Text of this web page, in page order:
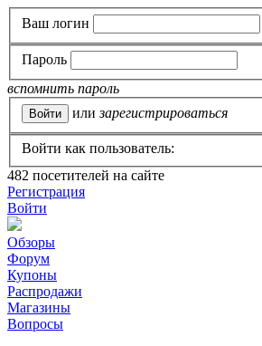
Ваш логин
Пароль
вспомнить пароль
или зарегистрироваться
Войти как пользователь:
482 посетителей на сайте
Регистрация
Войти
Обзоры
Форум
Купоны
Распродажи
Магазины
Вопросы